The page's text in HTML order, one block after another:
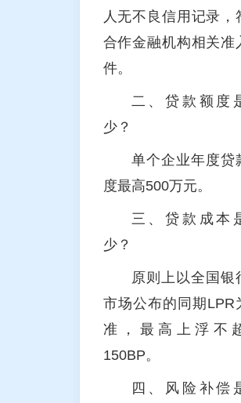
人无不良信用记录，
合作金融机构相关准
件。
二、贷款额度
少？
单个企业年度贷
度最高500万元。
三、贷款成本
少？
原则上以全国银
市场公布的同期LPR
准，最高上浮不
150BP。
四、风险补偿